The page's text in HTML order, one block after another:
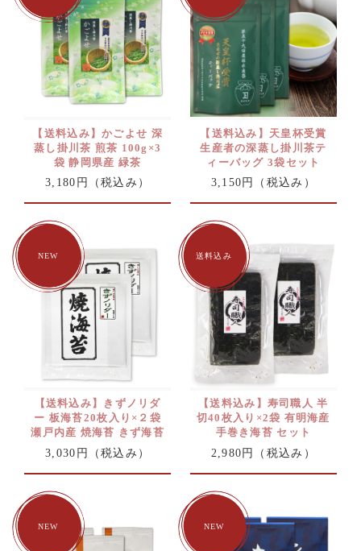
【送料込み】かごよせ 深
蒸し掛川茶 煎茶 100g×3
袋 静岡県産 緑茶
3,180円
（税込み）
【送料込み】天皇杯受賞
生産者の深蒸し掛川茶テ
ィーバッグ 3袋セット
3,150円
（税込み）
【送料込み】きずノリダ
ー 板海苔20枚入り×２袋
瀬戸内産 焼海苔 きず海苔
3,030円
（税込み）
【送料込み】寿司職人 半
切40枚入り×2袋 有明海産
手巻き海苔 セット
2,980円
（税込み）